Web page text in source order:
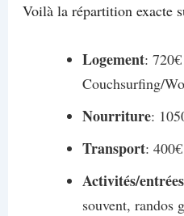
Voilà la répartition exacte
Logement:
Couchsurfing/
Nourriture:
Transport: 400€
Activités/entrées
souvent, randos